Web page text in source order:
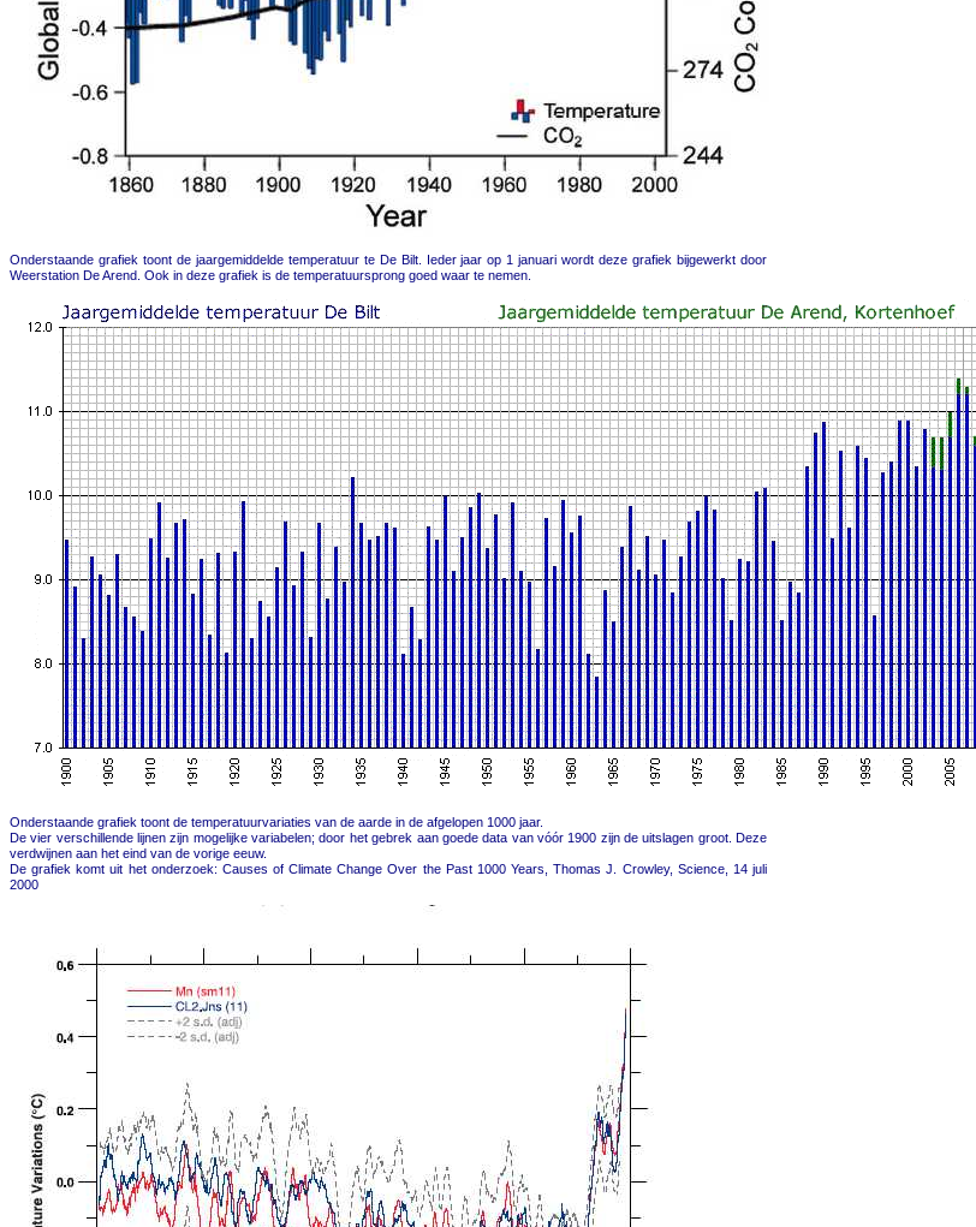
Onderstaande grafiek toont de jaargemiddelde temperatuur te De Bilt. Ieder jaar op 1 januari wordt deze grafiek bijgewerkt door
Weerstation De Arend. Ook in deze grafiek is de temperatuursprong goed waar te nemen.
Onderstaande grafiek toont de temperatuurvariaties van de aarde in de afgelopen 1000 jaar.
De vier verschillende lijnen zijn mogelijke variabelen; door het gebrek aan goede data van vóór 1900 zijn de uitslagen groot. Deze
verdwijnen aan het eind van de vorige eeuw.
De grafiek komt uit het onderzoek: Causes of Climate Change Over the Past 1000 Years, Thomas J. Crowley, Science, 14 juli
2000